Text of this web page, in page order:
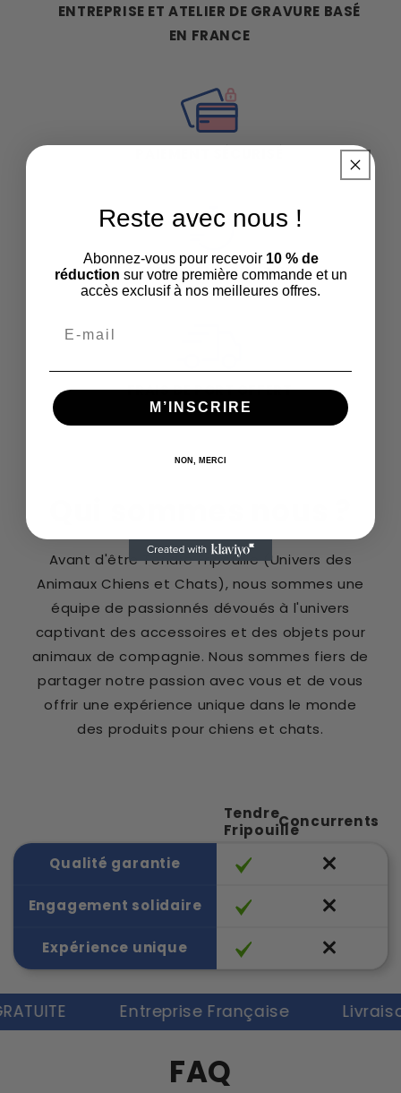
ENTREPRISE ET ATELIER DE GRAVURE BASÉ
EN FRANCE
EXPÉDITION SOUS 72H
FRAIS DE PORT OFFERT
Avant d'être Tendre Fripouille (Univers des
Animaux Chiens et Chats), nous sommes une
équipe de passionnés dévoués à l'univers
captivant des accessoires et des objets pour
animaux de compagnie. Nous sommes fiers de
partager notre passion avec vous et de vous
offrir une expérience unique dans le monde
des produits pour chiens et chats.
Tendre
FripouilleConcurrents
Qualité garantie
Engagement solidaire
Expérience unique
Entreprise Française Livraison
FAQ
Reste avec nous !
Abonnez-vous pour recevoir 10 % de
réduction sur votre première commande et un
accès exclusif à nos meilleures offres.
M’INSCRIRE
NON, MERCI